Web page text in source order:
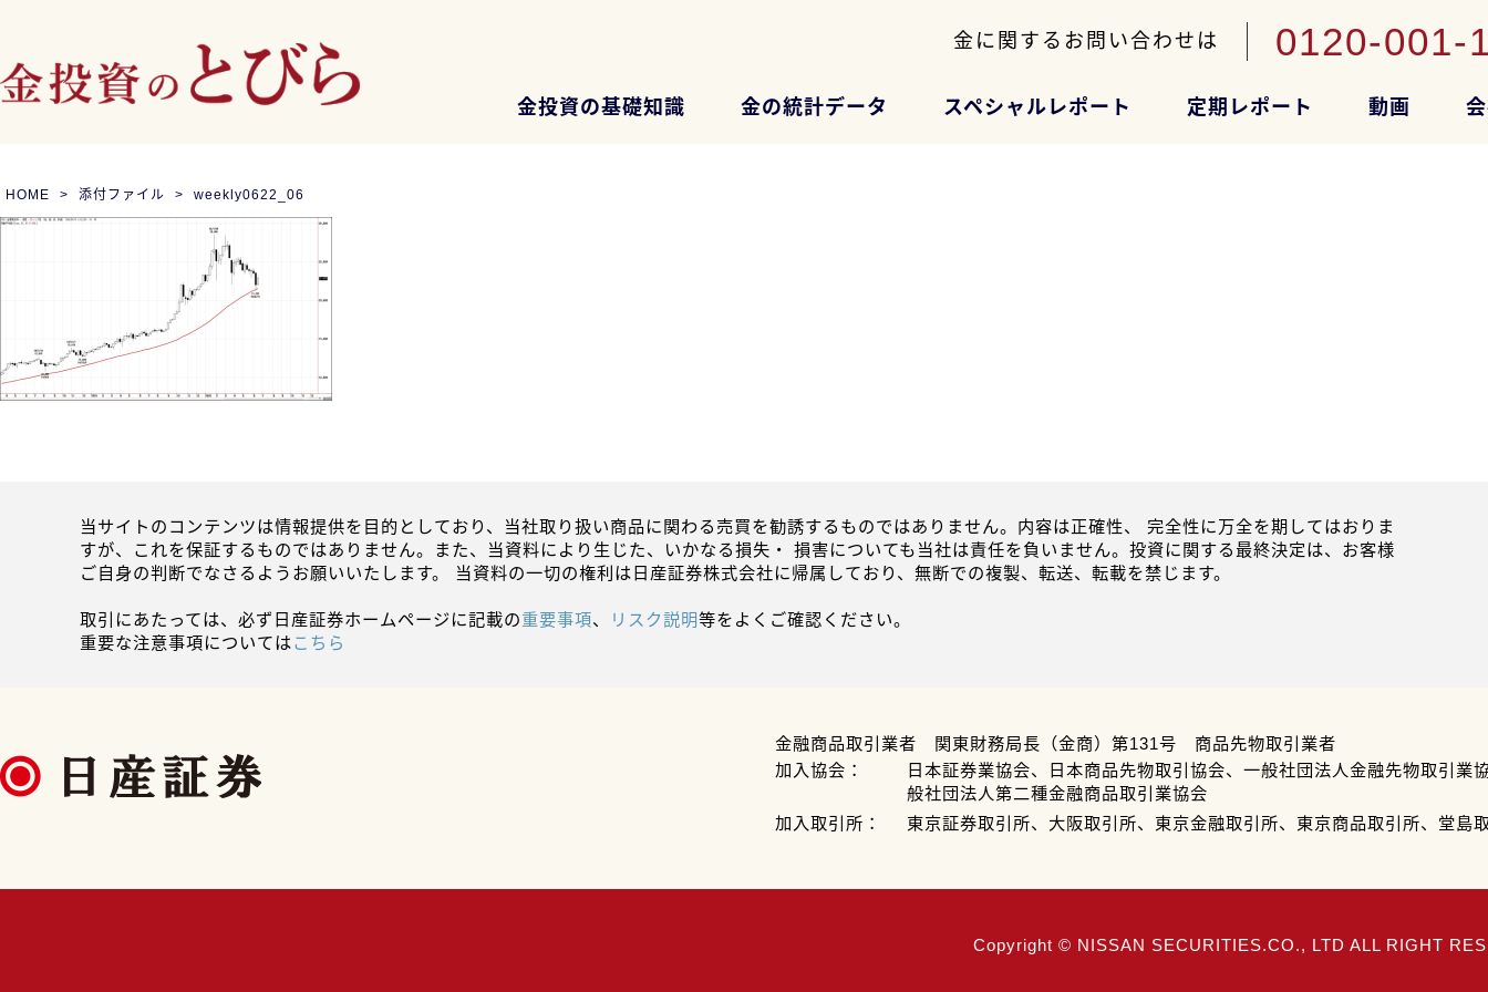
金に関するお問い合わせは 0120-001-
金投資の基礎知識 金の統計データ スペシャルレポート 定期レポート 動画
HOME 添付ファイル weekly0622_06
当サイトのコンテンツは情報提供を目的としており、当社取り扱い商品に関わる売買を勧誘するものではありません。内容は正確性、 完全性に万全を期してはおりま
すが、これを保証するものではありません。また、当資料により生じた、いかなる損失・ 損害についても当社は責任を負いません。投資に関する最終決定は、お客様
ご自身の判断でなさるようお願いいたします。 当資料の一切の権利は日産証券株式会社に帰属しており、無断での複製、転送、転載を禁じます。
取引にあたっては、必ず日産証券ホームページに記載の重要事項、 リスク説明等をよくご確認ください。
重要な注意事項についてはこちら
金融商品取引業者 関東財務局長（金商）第131号 商品先物取引業者
加入協会：
日本証券業協会、日本商品先物取引協会、一般社団法人金融先物取引業
般社団法人第二種金融商品取引業協会
加入取引所：
東京証券取引所、大阪取引所、東京金融取引所、東京商品取引所、堂島
Copyright © NISSAN SECURITIES.CO., LTD ALL RIGHT